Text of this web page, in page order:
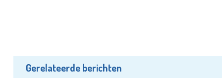
Gerelateerde berichten